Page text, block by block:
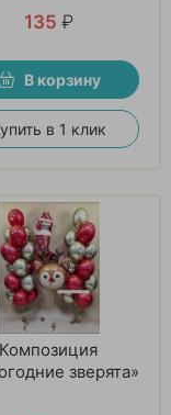
135 ₽
В корзину
в 1 клик
Композиция
зверята»